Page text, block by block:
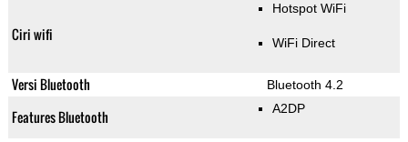
Ciri wifi
Hotspot WiFi
WiFi Direct
Versi Bluetooth Bluetooth 4.2
Features Bluetooth A2DP